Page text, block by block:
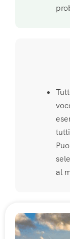
al